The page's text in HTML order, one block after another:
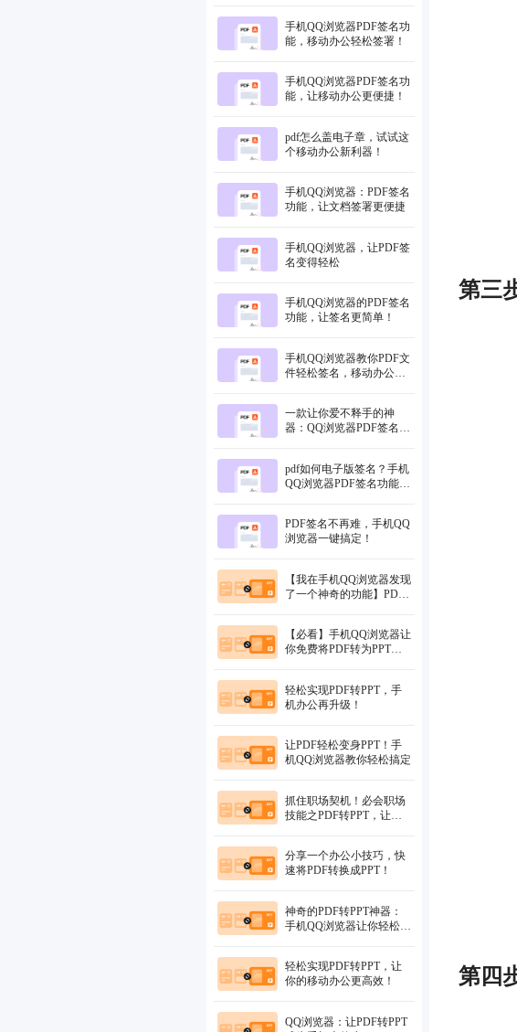
手机QQ浏览器PDF签名功
能，移动办公轻松签署！
手机QQ浏览器PDF签名功
能，让移动办公更便捷！
pdf怎么盖电子章，试试这
个移动办公新利器！
手机QQ浏览器：PDF签名
功能，让文档签署更便捷
手机QQ浏览器，让PDF签
名变得轻松
手机QQ浏览器的PDF签名
功能，让签名更简单！
手机QQ浏览器教你PDF文
件轻松签名，移动办公新
一款让你爱不释手的神
器：QQ浏览器PDF签名功
pdf如何电子版签名？手机
QQ浏览器PDF签名功能就
PDF签名不再难，手机QQ
浏览器一键搞定！
【我在手机QQ浏览器发现
了一个神奇的功能】PDF
【必看】手机QQ浏览器让
你免费将PDF转为PPT，
轻松实现PDF转PPT，手
机办公再升级！
让PDF轻松变身PPT！手
机QQ浏览器教你轻松搞定
抓住职场契机！必会职场
技能之PDF转PPT，让你
分享一个办公小技巧，快
速将PDF转换成PPT！
神奇的PDF转PPT神器：
手机QQ浏览器让你轻松实
轻松实现PDF转PPT，让
你的移动办公更高效！
QQ浏览器：让PDF转PPT
第三
第四